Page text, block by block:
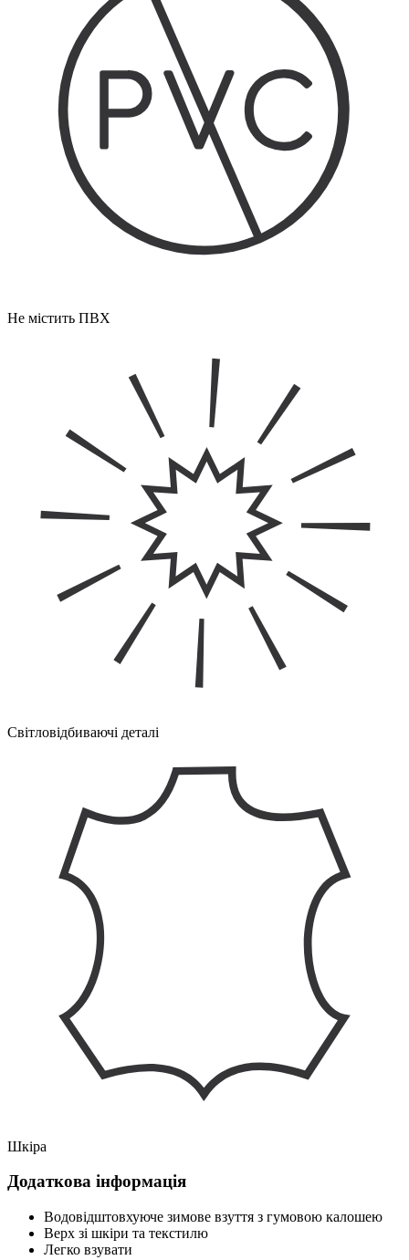
Не містить ПВХ
Світловідбиваючі деталі
Шкіра
Додаткова інформація
Водовідштовхуюче зимове взуття з гумовою калошею
Верх зі шкіри та текстилю
Легко взувати